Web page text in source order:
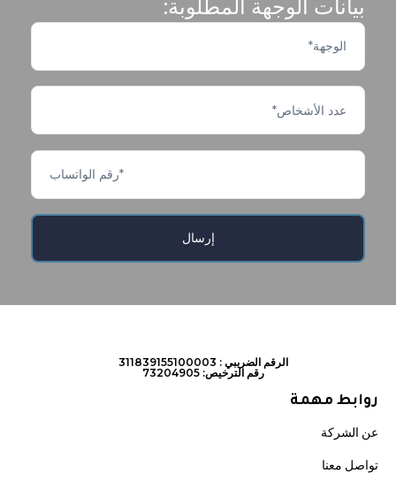
بيانات الوجهة المطلوبة:
الرقم الضريبي : 311839155100003
رقم الترخيص: 73204905
روابط مهمة
عن الشركة
تواصل معنا